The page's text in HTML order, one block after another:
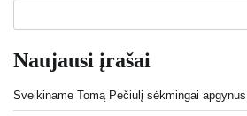
Naujausi įrašai
Sveikiname Tomą Pečiulį sėkmingai